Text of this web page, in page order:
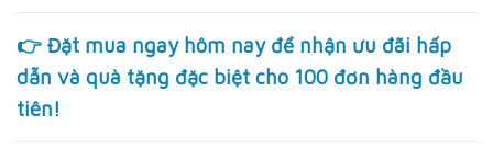
👉 Đặt mua ngay hôm nay để nhận ưu đãi hấp
dẫn và quà tặng đặc biệt cho 100 đơn hàng đầu
tiên!